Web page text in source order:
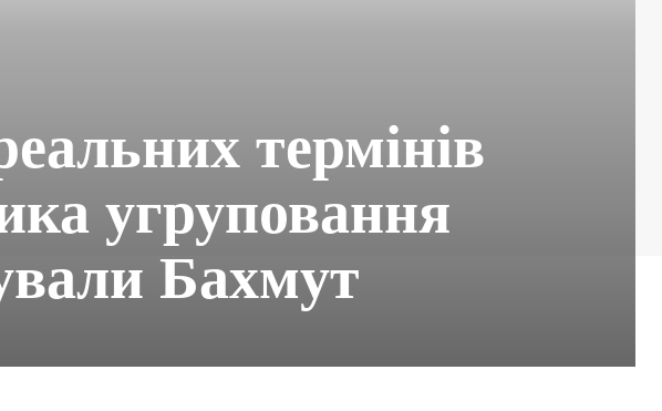
термінів
угруповання
Бахмут